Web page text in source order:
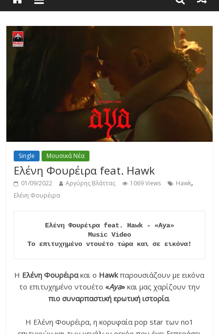
Single Μουσικά Νέα
Ελένη Φουρέιρα feat. Hawk
01/09/2022 Αργύρης Βλάττας 1069 Views Hawk,
Ελένη Φουρέιρα
Ελένη Φουρέιρα feat. Hawk - «Aya»
Music Video
Το επιτυχημένο ντουέτο τώρα και σε εικόνα!
Η Ελένη Φουρέιρακαι ο Hawkπαρουσιάζουν με εικόνα
το επιτυχημένο ντουέτο «Aya»και μας χαρίζουν την
πιο συναρπαστική ερωτική ιστορία.
Η Ελένη Φουρέιρα, η κορυφαία pop star των no1